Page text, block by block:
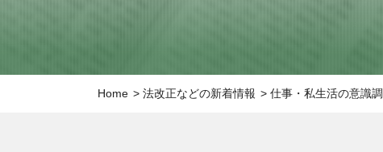
Home 法改正などの新着情報 仕事・私生活の意識